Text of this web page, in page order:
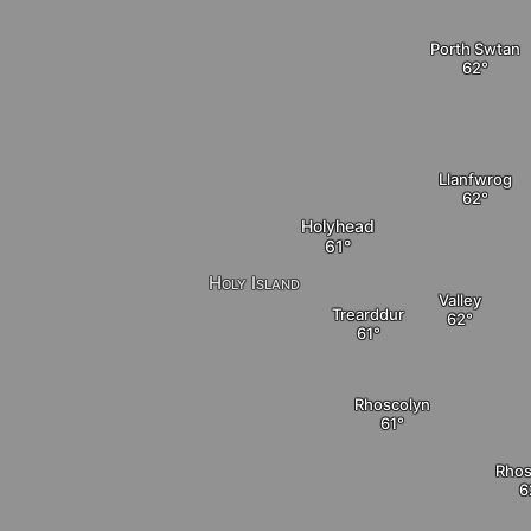
Porth Swtan
Holyhead
Trearddur
Holy Island
Rhoscolyn
Valley
Llanfwrog